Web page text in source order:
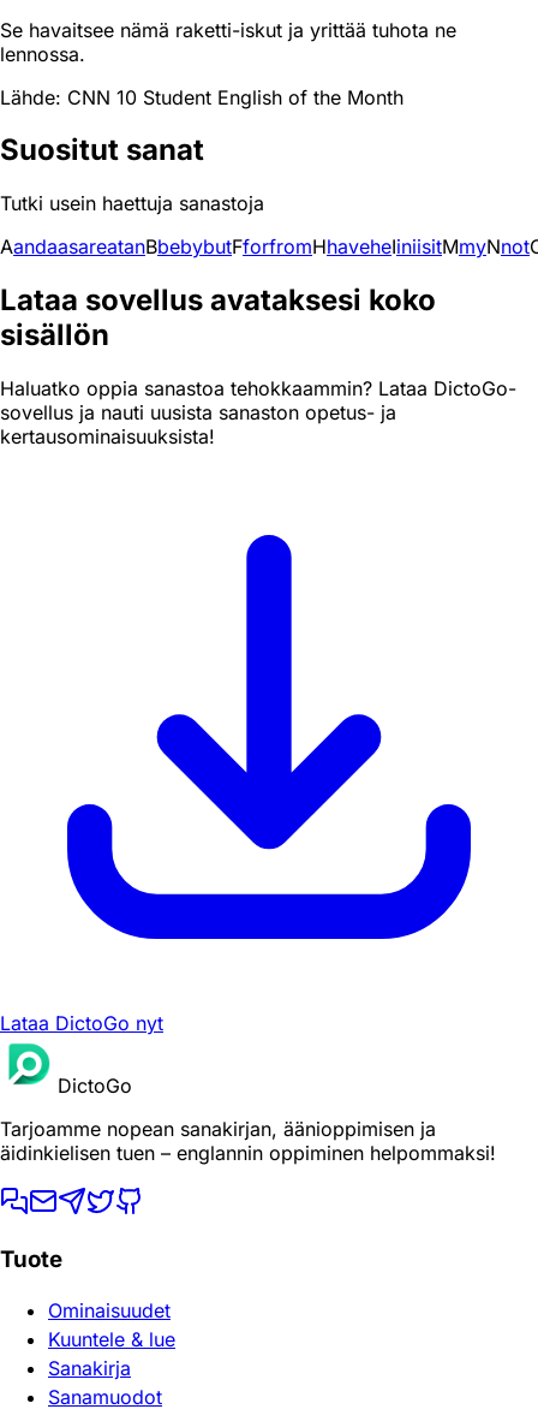
Se havaitsee nämä raketti-iskut ja yrittää tuhota ne
lennossa.
Lähde: CNN 10 Student English of the Month
Suositut sanat
Tutki usein haettuja sanastoja
AandaasareatanBbebybutFforfromHhaveheIiniisitMmyNnot
Lataa sovellus avataksesi koko
sisällön
Haluatko oppia sanastoa tehokkaammin? Lataa DictoGo-
sovellus ja nauti uusista sanaston opetus- ja
kertausominaisuuksista!
Lataa DictoGo nyt
DictoGo
Tarjoamme nopean sanakirjan, äänioppimisen ja
äidinkielisen tuen – englannin oppiminen helpommaksi!
Tuote
Ominaisuudet
Kuuntele & lue
Sanakirja
Sanamuodot